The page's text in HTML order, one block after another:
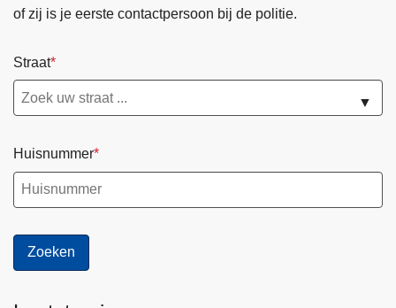
of zij is je eerste contactpersoon bij de politie.
Straat
▼
Huisnummer